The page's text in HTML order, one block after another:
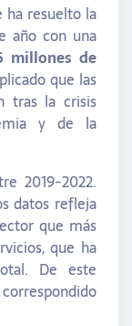
ha resuelto la
año con una
millones de
que las
tras la crisis
y de la
2019-2022.
datos refleja
que más
que ha
De este